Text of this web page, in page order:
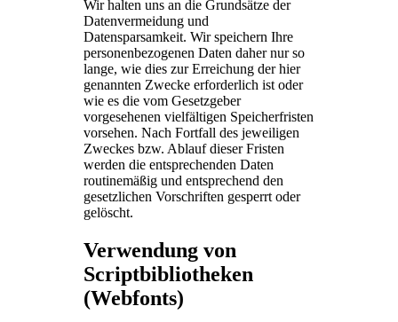
Wir halten uns an die Grundsätze der
Datenvermeidung und
Datensparsamkeit. Wir speichern Ihre
personenbezogenen Daten daher nur so
lange, wie dies zur Erreichung der hier
genannten Zwecke erforderlich ist oder
wie es die vom Gesetzgeber
vorgesehenen vielfältigen Speicherfristen
vorsehen. Nach Fortfall des jeweiligen
Zweckes bzw. Ablauf dieser Fristen
werden die entsprechenden Daten
routinemäßig und entsprechend den
gesetzlichen Vorschriften gesperrt oder
gelöscht.
Verwendung von
Scriptbibliotheken
(Webfonts)